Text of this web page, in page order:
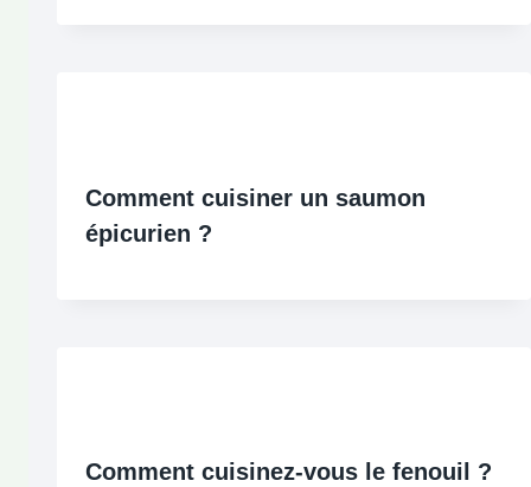
Comment cuisiner un saumon
épicurien ?
Comment cuisinez-vous le fenouil ?